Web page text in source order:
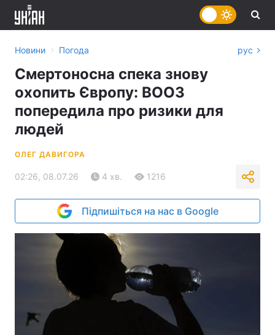
Новини › Погода рус
Смертоносна спека знову
охопить Європу: ВООЗ
попередила про ризики для
людей
ОЛЕГ ДАВИГОРА
02:26, 08.07.26 4 хв. 1216
Підпишіться на нас в Google